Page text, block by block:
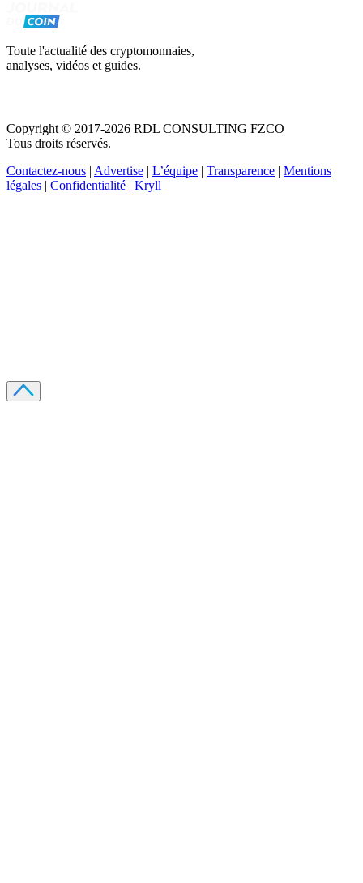
Toute l'actualité des cryptomonnaies,
analyses, vidéos et guides.
Copyright © 2017-2026 RDL CONSULTING FZCO
Tous droits réservés.
Contactez-nous | Advertise | L’équipe | Transparence | Mentions
légales | Confidentialité | Kryll